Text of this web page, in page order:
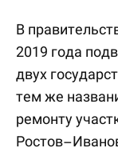
В
2019 года
двух
тем же
ремонту